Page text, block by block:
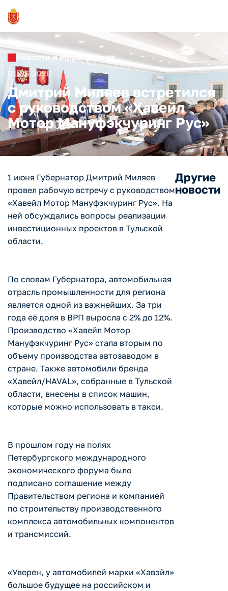
Новости и Мероприятия
01.06.2026
Дмитрий Миляев встретился
с руководством «Хавейл
Мотор Мануфэкчуринг Рус»
1 июня Губернатор Дмитрий Миляев
провел рабочую встречу с руководством
«Хавейл Мотор Мануфэкчуринг Рус». На
ней обсуждались вопросы реализации
инвестиционных проектов в Тульской
области.
По словам Губернатора, автомобильная
отрасль промышленности для региона
является одной из важнейших. За три
года её доля в ВРП выросла с 2% до 12%.
Производство «Хавейл Мотор
Мануфэкчуринг Рус» стала вторым по
объему производства автозаводом в
стране. Также автомобили бренда
«Хавейл/HAVAL», собранные в Тульской
области, внесены в список машин,
которые можно использовать в такси.
В прошлом году на полях
Петербургского международного
экономического форума было
подписано соглашение между
Правительством региона и компанией
по строительству производственного
комплекса автомобильных компонентов
и трансмиссий.
«Уверен, у автомобилей марки «Хавэйл»
большое будущее на российском и
Другие
новости